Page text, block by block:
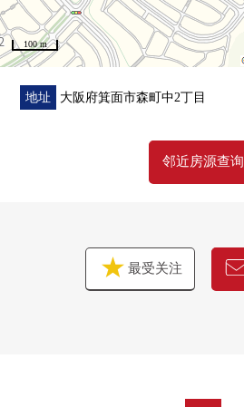
100 m
地址 大阪府箕面市森町中2丁目
邻近房源查询
最受关注